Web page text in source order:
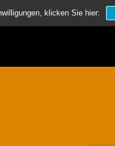
klicken Sie hier: